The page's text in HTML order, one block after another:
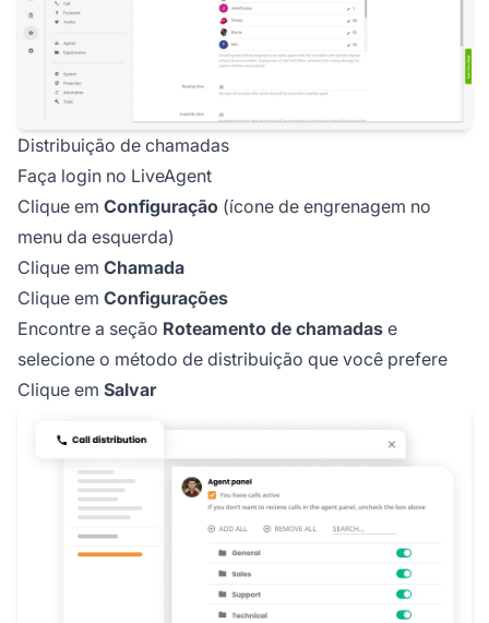
Distribuição de chamadas
Faça login no LiveAgent
Clique em Configuração (ícone de engrenagem no
menu da esquerda)
Clique em Chamada
Clique em Configurações
Encontre a seção Roteamento de chamadas e
selecione o método de distribuição que você prefere
Clique em Salvar